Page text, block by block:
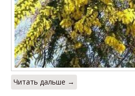
Читать дальше →